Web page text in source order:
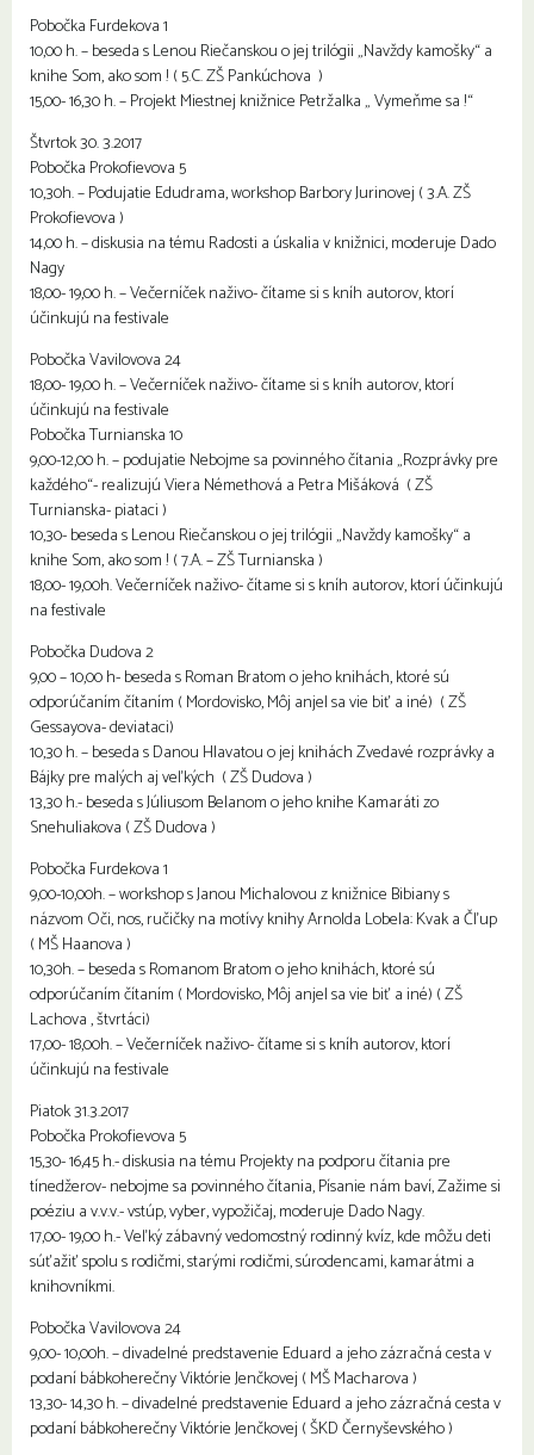
Pobočka Furdekova 1
10,00 h. – beseda s Lenou Riečanskou o jej trilógii „Navždy kamošky“ a
knihe Som, ako som ! ( 5.C. ZŠ Pankúchova )
15,00- 16,30 h. – Projekt Miestnej knižnice Petržalka „ Vymeňme sa !“
Štvrtok 30. 3.2017
Pobočka Prokofievova 5
10,30h. – Podujatie Edudrama, workshop Barbory Jurinovej ( 3.A. ZŠ
Prokofievova )
14,00 h. – diskusia na tému Radosti a úskalia v knižnici, moderuje Dado
Nagy
18,00- 19,00 h. – Večerníček naživo- čítame si s kníh autorov, ktorí
účinkujú na festivale
Pobočka Vavilovova 24
18,00- 19,00 h. – Večerníček naživo- čítame si s kníh autorov, ktorí
účinkujú na festivale
Pobočka Turnianska 10
9,00-12,00 h. – podujatie Nebojme sa povinného čítania „Rozprávky pre
každého“- realizujú Viera Némethová a Petra Mišáková ( ZŠ
Turnianska- piataci )
10,30- beseda s Lenou Riečanskou o jej trilógii „Navždy kamošky“ a
knihe Som, ako som ! ( 7.A. – ZŠ Turnianska )
18,00- 19,00h. Večerníček naživo- čítame si s kníh autorov, ktorí účinkujú
na festivale
Pobočka Dudova 2
9,00 – 10,00 h- beseda s Roman Bratom o jeho knihách, ktoré sú
odporúčaním čítaním ( Mordovisko, Môj anjel sa vie biť a iné) ( ZŠ
Gessayova- deviataci)
10,30 h. – beseda s Danou Hlavatou o jej knihách Zvedavé rozprávky a
Bájky pre malých aj veľkých ( ZŠ Dudova )
13,30 h.- beseda s Júliusom Belanom o jeho knihe Kamaráti zo
Snehuliakova ( ZŠ Dudova )
Pobočka Furdekova 1
9,00-10,00h. – workshop s Janou Michalovou z knižnice Bibiany s
názvom Oči, nos, ručičky na motívy knihy Arnolda Lobela: Kvak a Čľup
( MŠ Haanova )
10,30h. – beseda s Romanom Bratom o jeho knihách, ktoré sú
odporúčaním čítaním ( Mordovisko, Môj anjel sa vie biť a iné) ( ZŠ
Lachova , štvrtáci)
17,00- 18,00h. – Večerníček naživo- čítame si s kníh autorov, ktorí
účinkujú na festivale
Piatok 31.3.2017
Pobočka Prokofievova 5
15,30- 16,45 h.- diskusia na tému Projekty na podporu čítania pre
tínedžerov- nebojme sa povinného čítania, Písanie nám baví, Zažime si
poéziu a v.v.v.- vstúp, vyber, vypožičaj, moderuje Dado Nagy.
17,00- 19,00 h.- Veľký zábavný vedomostný rodinný kvíz, kde môžu deti
súťažiť spolu s rodičmi, starými rodičmi, súrodencami, kamarátmi a
knihovníkmi.
Pobočka Vavilovova 24
9,00- 10,00h. – divadelné predstavenie Eduard a jeho zázračná cesta v
podaní bábkoherečny Viktórie Jenčkovej ( MŠ Macharova )
13,30- 14,30 h. – divadelné predstavenie Eduard a jeho zázračná cesta v
podaní bábkoherečny Viktórie Jenčkovej ( ŠKD Černyševského )